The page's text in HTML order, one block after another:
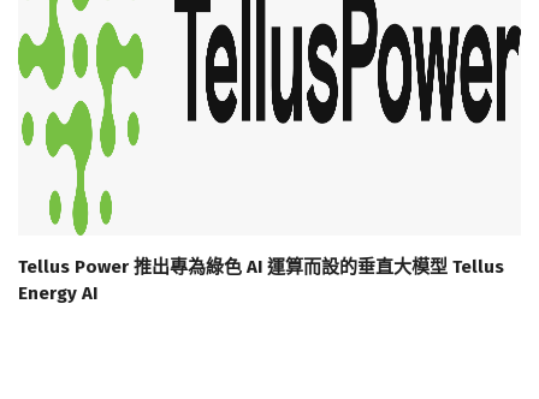
Tellus Power 推出專為綠色 AI 運算而設的垂直大模型 Tellus
Energy AI